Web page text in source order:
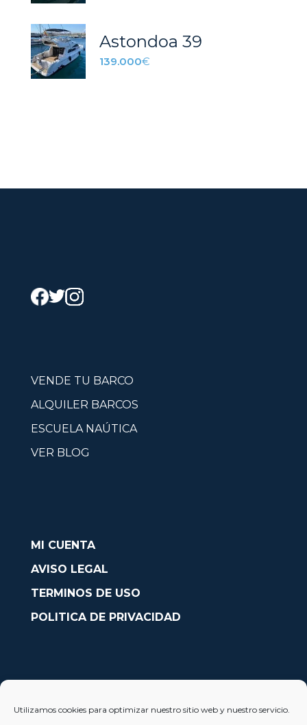
Utilizamos cookies para optimizar nuestro sitio web y nuestro servicio.
Astondoa 39
139.000€
VENDE TU BARCO
ALQUILER BARCOS
ESCUELA NAÚTICA
VER BLOG
MI CUENTA
AVISO LEGAL
TERMINOS DE USO
POLITICA DE PRIVACIDAD
Avda. País Valencià nº54, Oficina 23, Alcoy (Alicante)